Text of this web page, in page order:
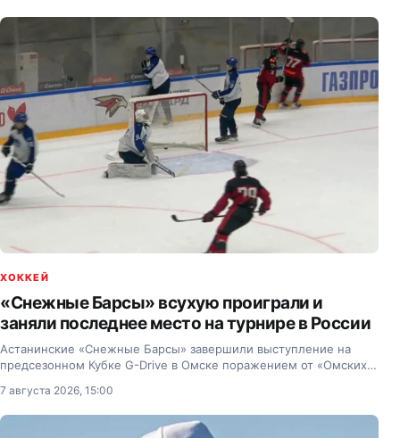
ХОККЕЙ
«Снежные Барсы» всухую проиграли и
заняли последнее место на турнире в России
Астанинские «Снежные Барсы» завершили выступление на
предсезонном Кубке G-Drive в Омске поражением от «Омских
7 августа 2026, 15:00